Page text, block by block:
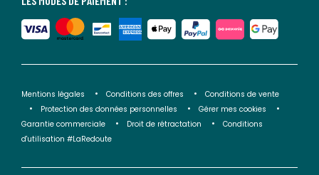
Mentions légales Conditions des offres
Conditions de vente
Protection des données personnelles
Gérer mes cookies
Garantie commerciale
Droit de rétractation
Conditions
d'utilisation #LaRedoute